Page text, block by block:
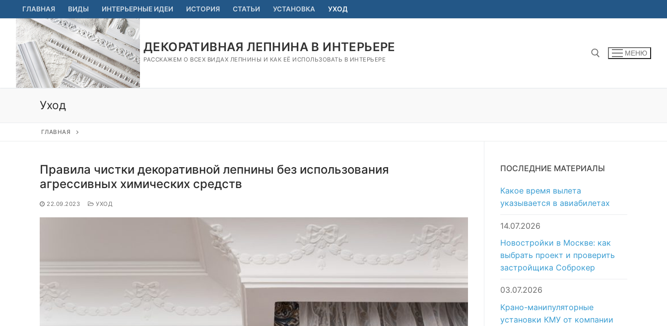
Перейти
к
содержимому
ГЛАВНАЯ ВИДЫ ИНТЕРЬЕРНЫЕ ИДЕИ ИСТОРИЯ СТАТЬИ УСТАНОВКА УХОД
ДЕКОРАТИВНАЯ ЛЕПНИНА В ИНТЕРЬЕРЕ
РАССКАЖЕМ О ВСЕХ ВИДАХ ЛЕПНИНЫ И КАК ЕЁ ИСПОЛЬЗОВАТЬ В ИНТЕРЬЕРЕ
МЕНЮ
Уход
ГЛАВНАЯ
Правила чистки декоративной лепнины без использования
агрессивных химических средств
22.09.2023 УХОД
ПОСЛЕДНИЕ МАТЕРИАЛЫ
Какое время вылета
указывается в авиабилетах
14.07.2026
Новостройки в Москве: как
выбрать проект и проверить
застройщика Соброкер
03.07.2026
Крано-манипуляторные
установки КМУ от компании